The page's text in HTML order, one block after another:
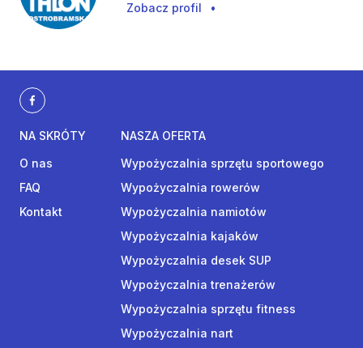
Zobacz profil •
NA SKRÓTY
O nas
FAQ
Kontakt
NASZA OFERTA
Wypożyczalnia sprzętu sportowego
Wypożyczalnia rowerów
Wypożyczalnia namiotów
Wypożyczalnia kajaków
Wypożyczalnia desek SUP
Wypożyczalnia trenażerów
Wypożyczalnia sprzętu fitness
Wypożyczalnia nart